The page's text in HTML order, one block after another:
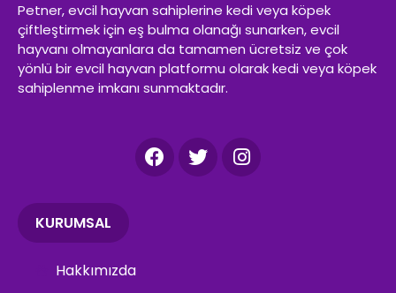
Petner, evcil hayvan sahiplerine kedi veya köpek
çiftleştirmek için eş bulma olanağı sunarken, evcil
hayvanı olmayanlara da tamamen ücretsiz ve çok
yönlü bir evcil hayvan platformu olarak kedi veya köpek
sahiplenme imkanı sunmaktadır.
KURUMSAL
Hakkımızda